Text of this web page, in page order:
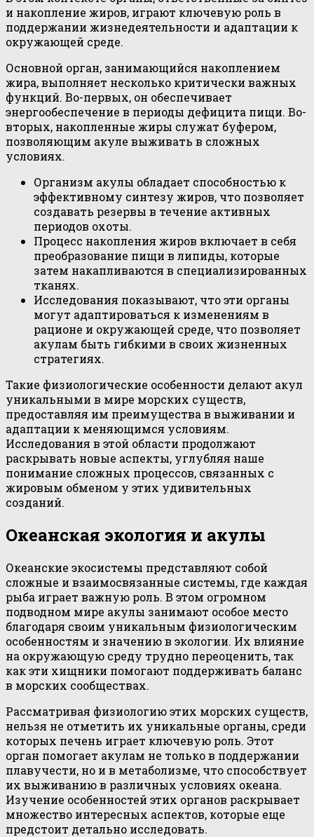
и накопление жиров, играют ключевую роль в
поддержании жизнедеятельности и адаптации к
окружающей среде.
Основной орган, занимающийся накоплением
жира, выполняет несколько критически важных
функций. Во-первых, он обеспечивает
энергообеспечение в периоды дефицита пищи. Во-
вторых, накопленные жиры служат буфером,
позволяющим акуле выживать в сложных
условиях.
Организм акулы обладает способностью к
эффективному синтезу жиров, что позволяет
создавать резервы в течение активных
периодов охоты.
Процесс накопления жиров включает в себя
преобразование пищи в липиды, которые
затем накапливаются в специализированных
тканях.
Исследования показывают, что эти органы
могут адаптироваться к изменениям в
рационе и окружающей среде, что позволяет
акулам быть гибкими в своих жизненных
стратегиях.
Такие физиологические особенности делают акул
уникальными в мире морских существ,
предоставляя им преимущества в выживании и
адаптации к меняющимся условиям.
Исследования в этой области продолжают
раскрывать новые аспекты, углубляя наше
понимание сложных процессов, связанных с
жировым обменом у этих удивительных
созданий.
Океанская экология и акулы
Океанские экосистемы представляют собой
сложные и взаимосвязанные системы, где каждая
рыба играет важную роль. В этом огромном
подводном мире акулы занимают особое место
благодаря своим уникальным физиологическим
особенностям и значению в экологии. Их влияние
на окружающую среду трудно переоценить, так
как эти хищники помогают поддерживать баланс
в морских сообществах.
Рассматривая физиологию этих морских существ,
нельзя не отметить их уникальные органы, среди
которых печень играет ключевую роль. Этот
орган помогает акулам не только в поддержании
плавучести, но и в метаболизме, что способствует
их выживанию в различных условиях океана.
Изучение особенностей этих органов раскрывает
множество интересных аспектов, которые еще
предстоит детально исследовать.